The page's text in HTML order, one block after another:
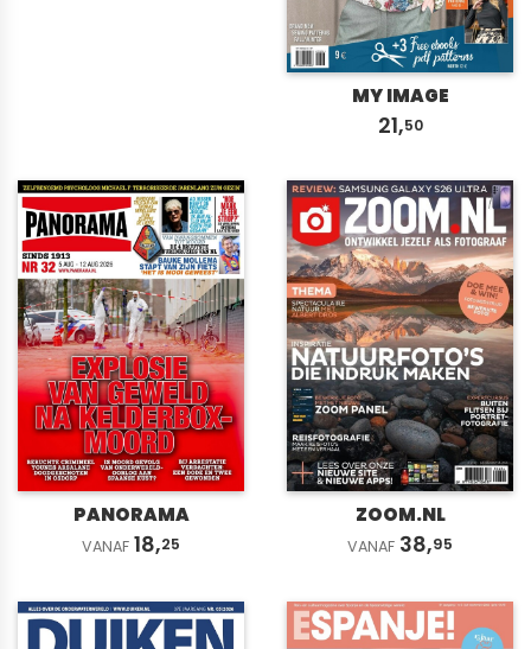
MY IMAGE
21,50
PANORAMA
VANAF 18,25
ZOOM.NL
VANAF 38,95